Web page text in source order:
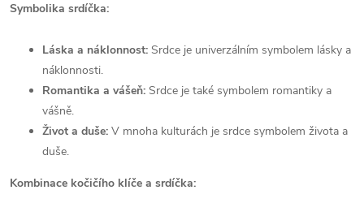
Symbolika srdíčka:
Láska a náklonnost: Srdce je univerzálním symbolem lásky a
náklonnosti.
Romantika a vášeň: Srdce je také symbolem romantiky a
vášně.
Život a duše: V mnoha kulturách je srdce symbolem života a
duše.
Kombinace kočičího klíče a srdíčka: